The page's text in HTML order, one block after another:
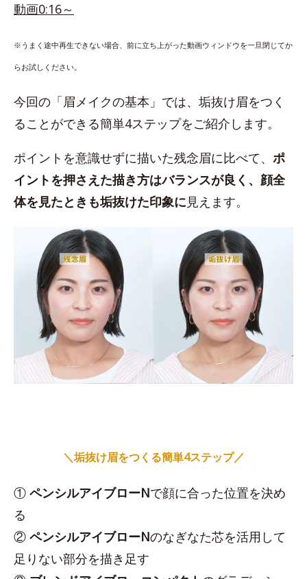
動画0:16～
※うまく途中再生できない場合、前に立ち上がった動画ウィンドウを一旦閉じてか
らお試しください。
今回の「眉メイクの基本」では、垢抜け眉をつく
ることができる簡単4ステップをご紹介します。
ポイントを意識せずに描いた残念眉に比べて、 ポ
イントを押さえた描き方はバランスが良く、顔全
体を見たときも垢抜けた印象に見えます。
＼垢抜け眉をつくる簡単4ステップ／
① ペンシルアイブローNで顔に合った位置を決め
る
② ペンシルアイブローNのなぎなた芯を活用して
足りない部分を描き足す